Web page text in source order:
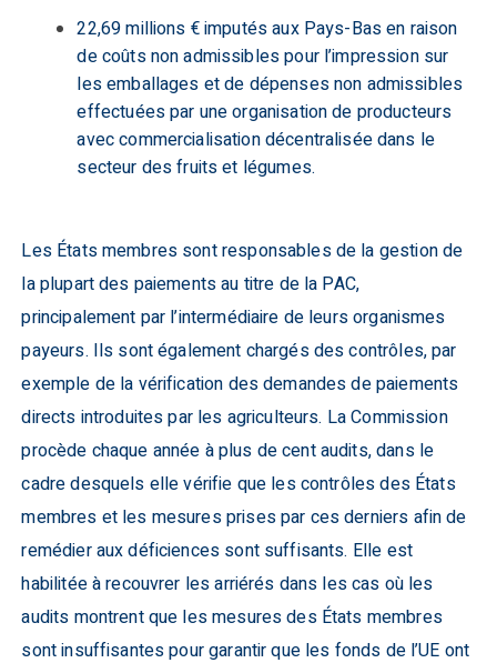
22,69 millions € imputés aux Pays-Bas en raison
de coûts non admissibles pour l’impression sur
les emballages et de dépenses non admissibles
effectuées par une organisation de producteurs
avec commercialisation décentralisée dans le
secteur des fruits et légumes.
Les États membres sont responsables de la gestion de
la plupart des paiements au titre de la PAC,
principalement par l’intermédiaire de leurs organismes
payeurs. Ils sont également chargés des contrôles, par
exemple de la vérification des demandes de paiements
directs introduites par les agriculteurs. La Commission
procède chaque année à plus de cent audits, dans le
cadre desquels elle vérifie que les contrôles des États
membres et les mesures prises par ces derniers afin de
remédier aux déficiences sont suffisants. Elle est
habilitée à recouvrer les arriérés dans les cas où les
audits montrent que les mesures des États membres
sont insuffisantes pour garantir que les fonds de l’UE ont